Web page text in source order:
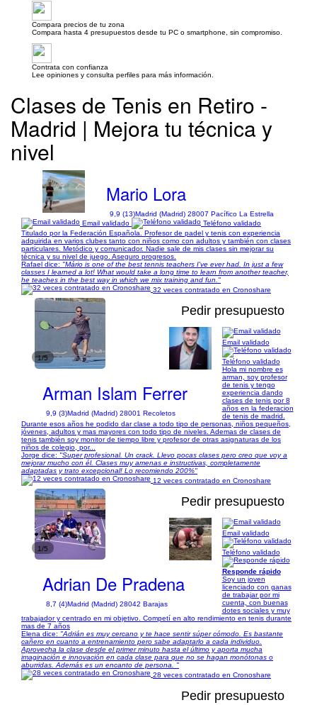
Compara precios de tu zona
Compara hasta 4 presupuestos desde tu PC o smartphone, sin compromiso.
Contrata con confianza
Lee opiniones y consulta perfiles para más información.
Clases de Tenis en Retiro -
Madrid | Mejora tu técnica y
nivel
Mario Lora
9,9 (13)Madrid (Madrid) 28007 Pacífico La Estrella
Email validado
Teléfono validado
Titulado por la Federación Española. Profesor de padel y tenis con experiencia
adquirida en varios clubes tanto con niños como con adultos y también con clases
particulares. Metódico y comunicador. Nadie sale de mis clases sin mejorar su
técnica y su nivel de juego. Aseguro progresos.
Rafael dice: "Mário is one of the best tennis teachers I've ever had. In just a few
classes I learned a lot! What would take a long time to learn from another teacher,
he teaches in the best way in which we mix training and fun."
32 veces contratado en Cronoshare
1/5
Pedir presupuesto
Arman Islam Ferrer
9,9 (3)Madrid (Madrid) 28001 Recoletos
Email validado
Teléfono validado
Hola mi nombre es
arman, soy profesor
de tenis y tengo
experiencia dando
clases de tenis por 8
años en la federacion
de tenis de madrid.
Durante esos años he podido dar clase a todo tipo de personas, niños pequeños,
jóvenes, adultos y mas mayores con todo tipo de niveles. Ademas de clases de
tenis también soy monitor de tiempo libre y profesor de otras asignaturas de los
niños de colegio, por...
Jorge dice: "Super profesional. Un crack. Llevo pocas clases pero creo que voy a
mejorar mucho con él. Clases muy amenas e instructivas, completamente
adaptadas y trato excepcional! Lo recomiendo 200%"
12 veces contratado en Cronoshare
1/5
Pedir presupuesto
Adrian De Pradena
8,7 (4)Madrid (Madrid) 28042 Barajas
Email validado
Teléfono validado
Responde rápido
Soy un joven
licenciado con ganas
de trabajar por mi
cuenta, con buenas
dotes sociales y muy
trabajador y centrado en mi objetivo. Competí en alto rendimiento en tenis durante
mas de 7 años
Elena dice: "Adrián es muy cercano y te hace sentir súper cómodo. Es bastante
cañero en cuanto a entrenamiento pero sabe adaptarlo a cada individuo.
Aprovecha la clase desde el primer minuto hasta el último y aporta mucha
imaginación e innovación en cada clase para que no se hagan monótonas o
aburridas. Además es un encanto de persona. "
28 veces contratado en Cronoshare
Pedir presupuesto